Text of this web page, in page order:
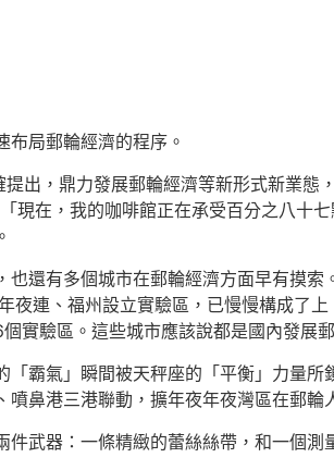
布局郵輪經濟的程序。
提出，鼎力發展郵輪經濟等新形式新業
現在，我的咖啡館正在承受百分之八十
也還有多個城市在郵輪經濟方面早有摸
夜連、福州設立實驗區，已慢慢構成了
實驗區。這些城市應該說都是國內發展
「霸氣」瞬間被天秤座的「平衡」力量
噴鼻港三港聯動，擴年夜年夜灣區在郵
件武器：一條精緻的蕾絲絲帶，和一個測